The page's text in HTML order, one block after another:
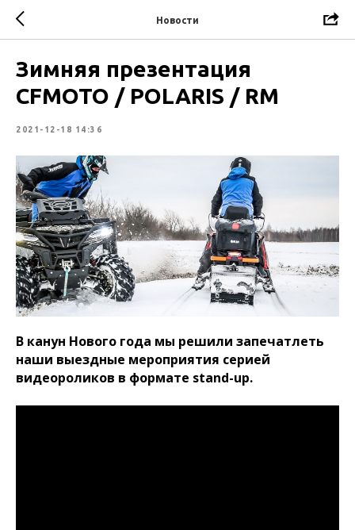
Новости
Зимняя презентация
CFMOTO / POLARIS / RM
2021-12-18 14:36
В канун Нового года мы решили запечатлеть
наши выездные мероприятия серией
видеороликов в формате stand-up.